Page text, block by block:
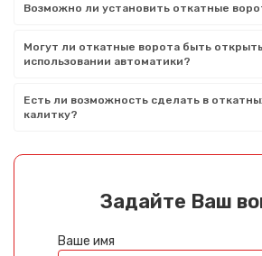
Возможно ли установить откатные
Могут ли откатные ворота быть
использовании автоматики?
Есть ли возможность сделать в
калитку?
Задайте Ваш
Ваше имя